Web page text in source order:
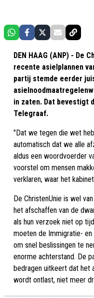
DEN HAAG (ANP) - De
recente asielplannen
partij stemde eerder
in zaten. Dat bevestigt
Telegraaf.
"Dat we tegen die wet
automatisch dat we alle
aldus een woordvoerder
voorstel om mensen
verklaren, waar het
De ChristenUnie is wel
het afschaffen van de
als hun verzoek niet op
moeten de Immigratie-
om snel beslissingen te
enorme achterstand. De
bedragen uitkeert dat het
wordt ontlast, niet meer